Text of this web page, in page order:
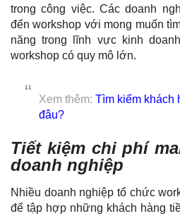
trong công việc. Các doanh
đến workshop với mong muốn
năng trong lĩnh vực kinh
workshop có quy mô lớn.
Xem thêm: Tìm kiếm khách
đâu?
Tiết kiệm chi phí
doanh nghiệp
Nhiều doanh nghiệp tổ chức
để tập hợp những khách hàng